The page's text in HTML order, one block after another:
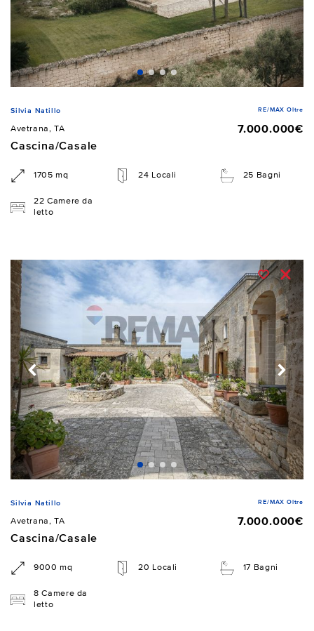
Silvia Natillo RE/MAX Oltre
Avetrana, TA
7.000.000€
Cascina/Casale
1705 mq 24 Locali 25 Bagni
22 Camere da
letto
Silvia Natillo RE/MAX Oltre
Avetrana, TA
7.000.000€
Cascina/Casale
9000 mq 20 Locali 17 Bagni
8 Camere da
letto